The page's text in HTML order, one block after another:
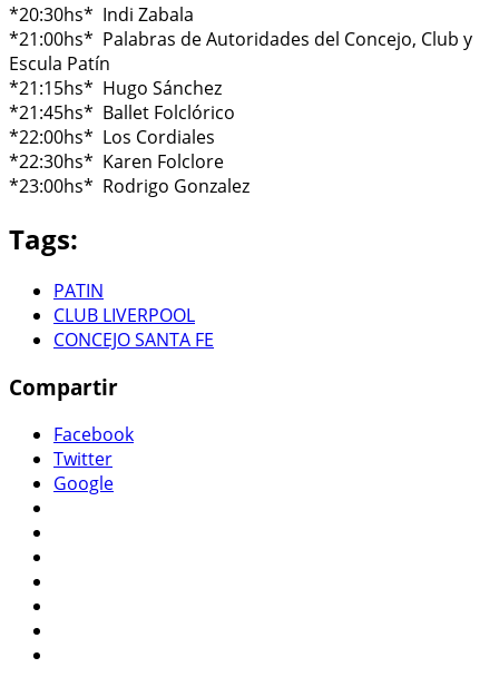
*20:30hs* Indi Zabala
*21:00hs* Palabras de Autoridades del Concejo, Club y
Escula Patín
*21:15hs* Hugo Sánchez
*21:45hs* Ballet Folclórico
*22:00hs* Los Cordiales
*22:30hs* Karen Folclore
*23:00hs* Rodrigo Gonzalez
Tags:
PATIN
CLUB LIVERPOOL
CONCEJO SANTA FE
Compartir
Facebook
Twitter
Google